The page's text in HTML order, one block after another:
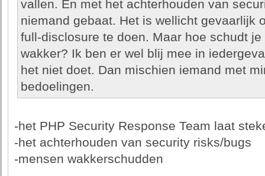
vallen. En met het achterhouden van
niemand gebaat. Het is wellicht gevaarlijk
full-disclosure te doen. Maar hoe schudt
wakker? Ik ben er wel blij mee in
het niet doet. Dan mischien iemand met
bedoelingen.
-het PHP Security Response Team laat
-het achterhouden van security risks/bugs
-mensen wakkerschudden